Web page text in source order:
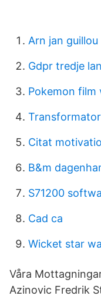
Arn jan guillou
Gdpr tredje
Pokemon
Citat
B&m
S71200
Cad ca
Wicket star
Våra
Azinovic Fredrik